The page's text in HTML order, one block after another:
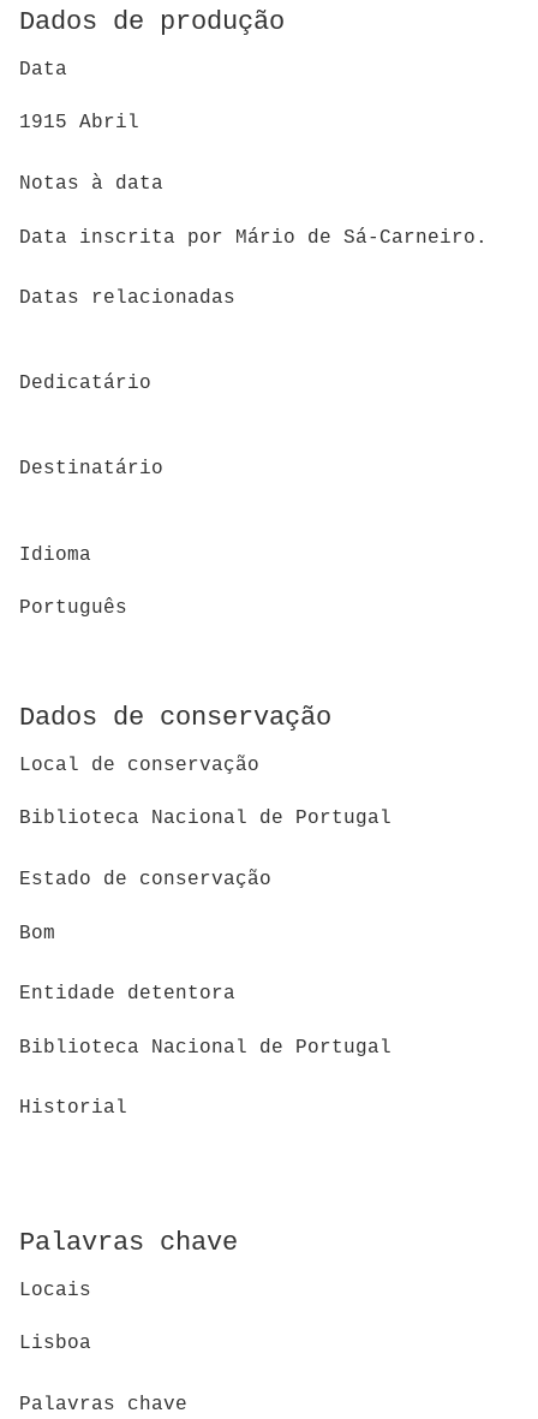
Dados de produção
Data
1915 Abril
Notas à data
Data inscrita por Mário de Sá-Carneiro.
Datas relacionadas
Dedicatário
Destinatário
Idioma
Português
Dados de conservação
Local de conservação
Biblioteca Nacional de Portugal
Estado de conservação
Bom
Entidade detentora
Biblioteca Nacional de Portugal
Historial
Palavras chave
Locais
Lisboa
Palavras chave